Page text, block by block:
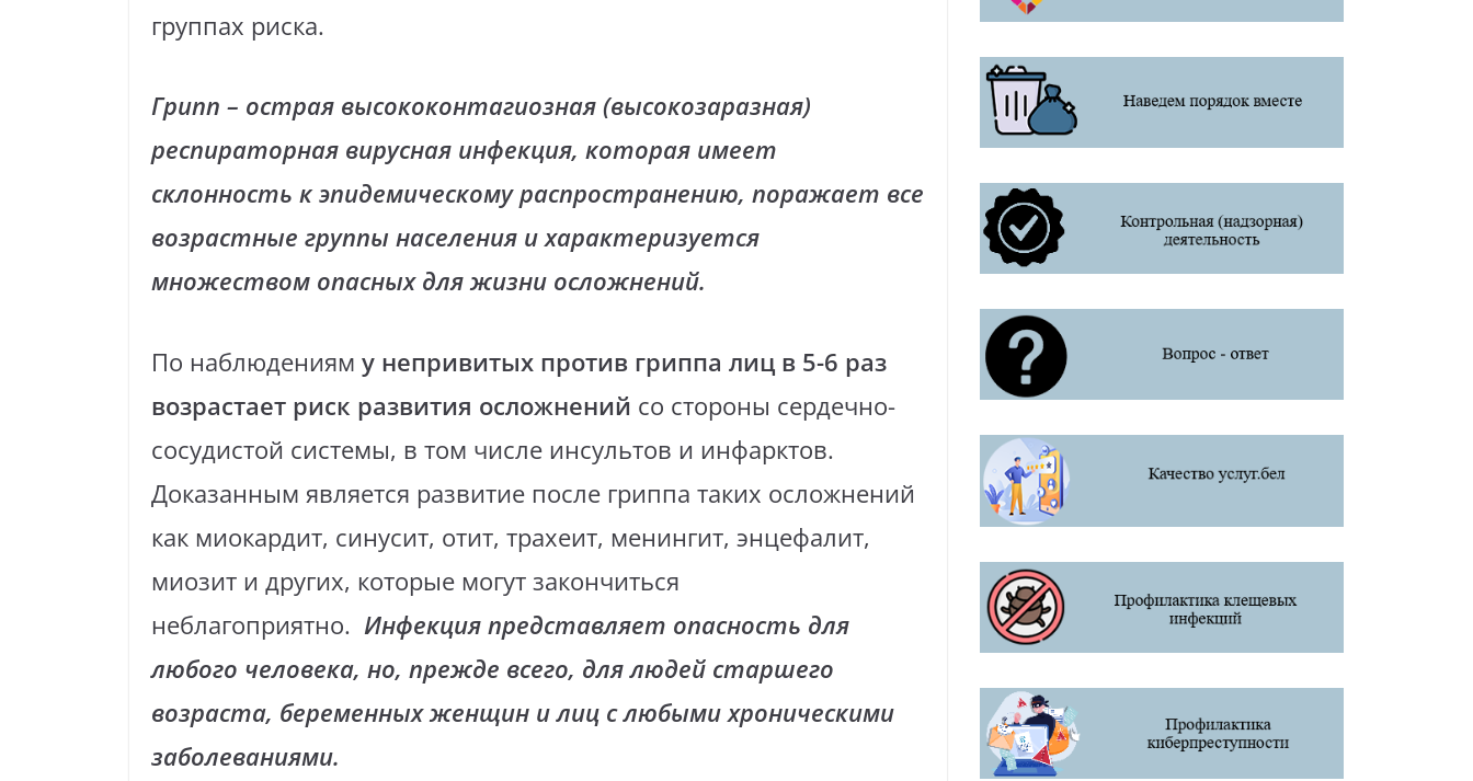
группах риска.
Грипп – острая высококонтагиозная (высокозаразная)
респираторная вирусная инфекция, которая имеет
склонность к эпидемическому распространению, поражает все
возрастные группы населения и характеризуется
множеством опасных для жизни осложнений.
По наблюдениям у непривитых против гриппа лиц в 5-6 раз
возрастает риск развития осложнений со стороны сердечно-
сосудистой системы, в том числе инсультов и инфарктов.
Доказанным является развитие после гриппа таких осложнений
как миокардит, синусит, отит, трахеит, менингит, энцефалит,
миозит и других, которые могут закончиться
неблагоприятно. Инфекция представляет опасность для
любого человека, но, прежде всего, для людей старшего
возраста, беременных женщин и лиц с любыми хроническими
заболеваниями.